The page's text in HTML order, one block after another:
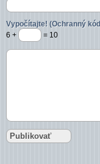
Vypočítajte! (Ochranný
6 +
= 10